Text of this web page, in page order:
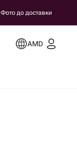
Фото до доставки
AMD